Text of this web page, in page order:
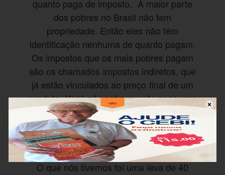
quanto paga de imposto. A maior parte
dos pobres no Brasil não tem
propriedade. Então eles não têm
identificação nenhuma de quanto pagam.
Os impostos que os mais pobres pagam
são os chamados impostos indiretos, que
já estão vinculados ao preço final de um
produto. Você não sabe quanto paga, por
isso não gera esse questionamento.
Hoje fala-se muito da nova classe
média. Há uma nova classe social em
ascensão?
O que nós tivemos foi uma leva de 40